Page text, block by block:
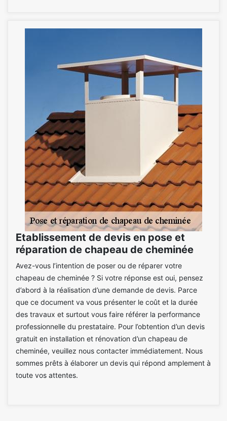
Etablissement de devis en pose et
réparation de chapeau de cheminée
Avez-vous l’intention de poser ou de réparer votre
chapeau de cheminée ? Si votre réponse est oui, pensez
d’abord à la réalisation d’une demande de devis. Parce
que ce document va vous présenter le coût et la durée
des travaux et surtout vous faire référer la performance
professionnelle du prestataire. Pour l’obtention d’un devis
gratuit en installation et rénovation d’un chapeau de
cheminée, veuillez nous contacter immédiatement. Nous
sommes prêts à élaborer un devis qui répond amplement à
toute vos attentes.